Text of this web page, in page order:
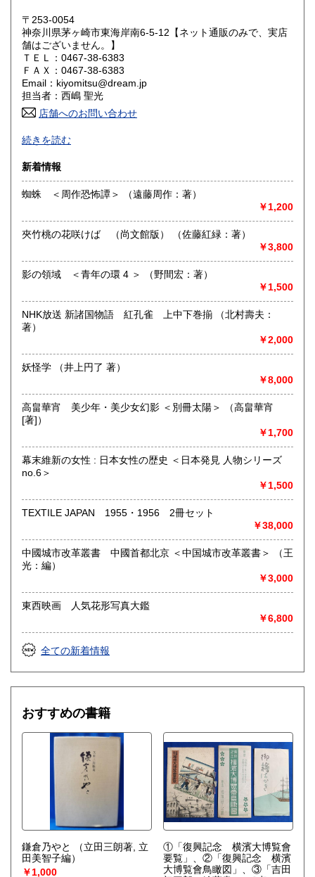
岡山県
山口県
香川県 185円
高知県 185円
佐賀県
熊本県
宮崎県 185円 鹿児島県
185円
〒253-0054
神奈川県茅ヶ崎市東海岸南6-5-12【ネット通販のみで、実店
舗はございません。】
ＴＥＬ：0467-38-6383
ＦＡＸ：0467-38-6383
Email：kiyomitsu@dream.jp
担当者：西嶋 聖光
店舗へのお問い合わせ
良書・古書とサブカルチャーの陰と陽。国史・軍事・宗教・
文芸・芸能・美術・工芸・趣味書より、CD・DVD・古書漫
の新旧書籍とおもちゃ混在乱舞のちらし寿司書店。江戸のト
ッピングもあります。
最寄駅：茅ヶ崎駅
営業時間：平日・祝日:9:00～15:00 土日:休日【※7月23日
(木)は臨時休業日とさせて頂きます。 ご不便をお掛けいたし
まして誠に申し訳ございません。】
定休日：土曜日・日曜日
書籍の買取について
-
取り扱い分野
哲学宗教、歴史、美術工芸、趣味、サブカルチャー
続きを読む
新着情報
蜘蛛 ＜周作恐怖譚＞ （遠藤周作：著）
￥1,200
夾竹桃の花咲けば （尚文館版） （佐藤紅緑：著）
￥3,800
影の領域 ＜青年の環 4 ＞ （野間宏：著）
￥1,500
NHK放送 新諸国物語 紅孔雀 上中下巻揃 （北村壽夫：
著）
￥2,000
妖怪学 （井上円了 著）
￥8,000
高畠華宵 美少年・美少女幻影 ＜別冊太陽＞ （高畠華宵
[著]）
￥1,700
幕末維新の女性 : 日本女性の歴史 ＜日本発見 人物シリーズ
no.6＞
￥1,500
TEXTILE JAPAN 1955・1956 2冊セット
￥38,000
中國城市改革叢書 中國首都北京 ＜中国城市改革叢書＞ （王
光：編）
￥3,000
東西映画 人気花形写真大鑑
￥6,800
全ての新着情報
おすすめの書籍
鎌倉乃やと
（立田三朗著, 立
田美智子編）
￥1,000
①「復興記念 横濱大博覧會
要覧」、②「復興記念 横濱
大博覧會鳥瞰図」、③「吉田